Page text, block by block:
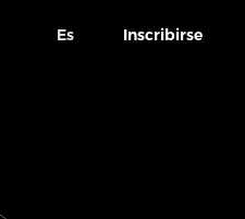
Es Inscribirse